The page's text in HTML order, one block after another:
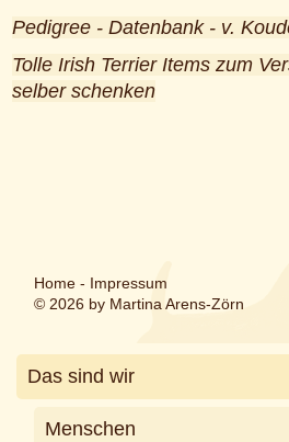
Pedigree - Datenbank - v.
Tolle Irish Terrier Items zum
selber schenken
Home- Impressum
© 2026 by Martina Arens-Zörn
Das sind wir
Menschen